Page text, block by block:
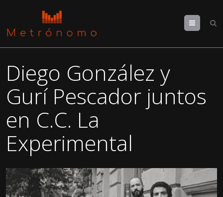
Menu
Diego González y
Gurí Pescador juntos
en C.C. La
Experimental